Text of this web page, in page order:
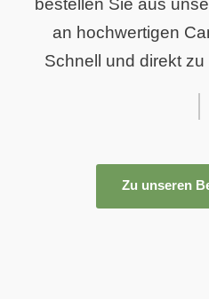
bestellen Sie aus
an hochwertigen
Schnell und direkt
Zu unseren